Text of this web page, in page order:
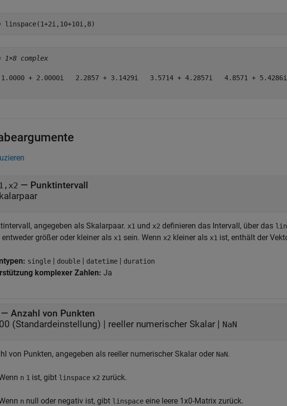
linspace(1+2i,10+10i,8)
1×8 complex
+ 2.0000i   2.2857 + 3.1429i   3.5714 + 4.2857i   4.8571 +
— Punktintervall
angegeben als Skalarpaar. x1 und x2 definieren das Intervall, über das
entweder größer oder kleiner als x1 sein. Wenn x2 kleiner als x1 ist, enthält der
single | double | datetime | duration
komplexer Zahlen: Ja
— Anzahl von Punkten
(Standardeinstellung) | reeller numerischer Skalar | NaN
von Punkten, angegeben als reeller numerischer Skalar oder NaN.
n 1 ist, gibt linspace x2 zurück.
n null oder negativ ist, gibt linspace eine leere 1x0-Matrix zurück.